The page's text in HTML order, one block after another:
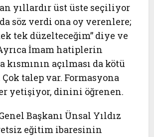
yıllardır üst üste seçiliyor
söz verdi ona oy verenlere;
tek düzelteceğim” diye ve
İmam hatiplerin
kısmının açılması da kötü
talep var. Formasyona
yetişiyor, dinini öğrenen.
Başkanı Ünsal Yıldız
eğitim ibaresinin